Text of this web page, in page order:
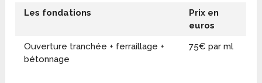
Les fondations
Prix en
euros
Ouverture tranchée + ferraillage +
bétonnage
75€ par ml